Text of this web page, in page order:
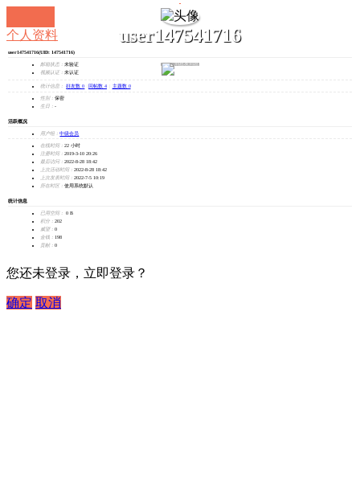
user147541716
发消息
个人资料
user147541716(UID: 147541716)
邮箱状态： 未验证
视频认证： 未认证
统计信息： 好友数 0 回帖数 4 主题数 0
性别： 保密
生日： -
活跃概况
用户组： 中级会员
在线时间： 22 小时
注册时间： 2019-3-10 20:26
最后访问： 2022-8-28 18:42
上次活动时间： 2022-8-28 18:42
上次发表时间： 2022-7-5 10:19
所在时区： 使用系统默认
统计信息
已用空间：
0 B
积分： 202
威望： 0
金钱： 198
贡献： 0
您还未登录，立即登录？
确定 取消